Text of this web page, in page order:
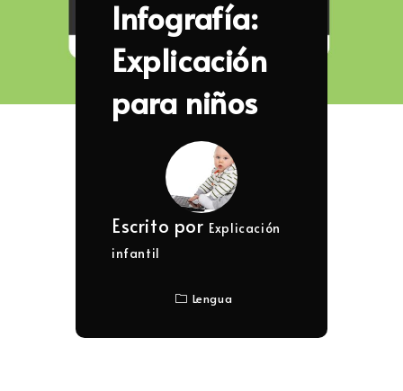
Infografía:
Explicación
para niños
Escrito por Explicación
infantil
Lengua